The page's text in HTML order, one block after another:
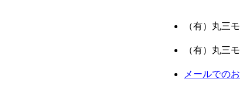
（有）丸三
（有）丸三
メールでの